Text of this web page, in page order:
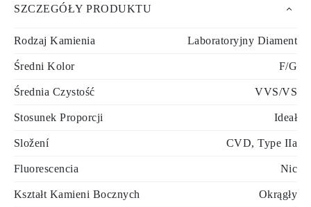
SZCZEGÓŁY PRODUKTU
Rodzaj Kamienia Laboratoryjny Diament
Średni Kolor F/G
Średnia Czystość VVS/VS
Stosunek Proporcji Ideał
Složení CVD, Type IIa
Fluorescencia Nic
Kształt Kamieni Bocznych Okrągły